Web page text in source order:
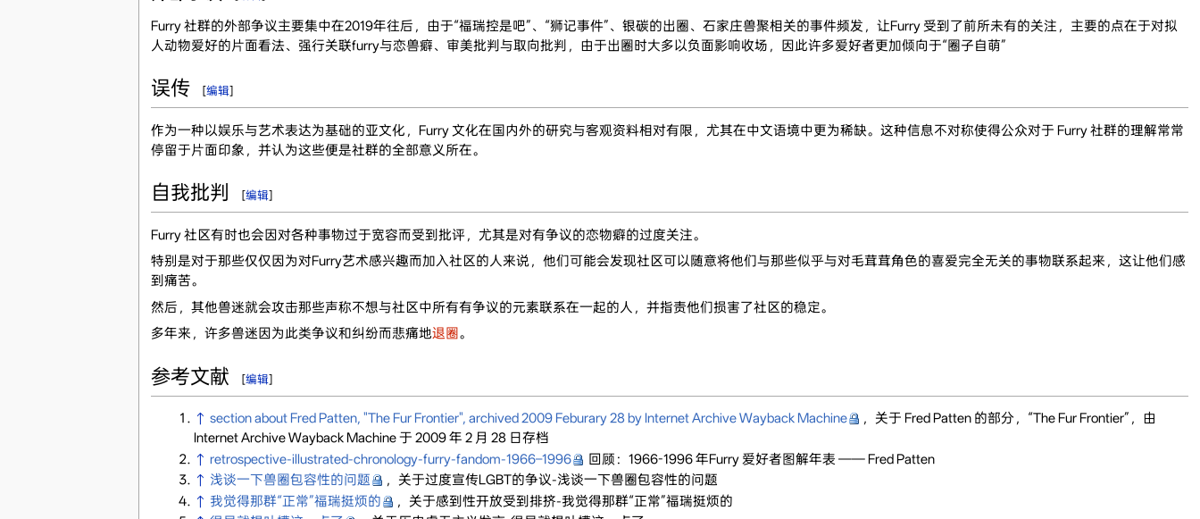
Furry 社群的外部争议主要集中在2019年往后，由于“福瑞控是吧”、“狮记事件”、银碳的出圈、石家庄兽聚相关的事件频发，让Furry 受到了前所未有的关注，主要的点在于对拟
人动物爱好的片面看法、强行关联furry与恋兽癖、审美批判与取向批判，由于出圈时大多以负面影响收场，因此许多爱好者更加倾向于“圈子自萌”
误传 [编辑]
作为一种以娱乐与艺术表达为基础的亚文化，Furry 文化在国内外的研究与客观资料相对有限，尤其在中文语境中更为稀缺。这种信息不对称使得公众对于 Furry 社群的理解常常
停留于片面印象，并认为这些便是社群的全部意义所在。
自我批判 [编辑]
Furry 社区有时也会因对各种事物过于宽容而受到批评，尤其是对有争议的恋物癖的过度关注。
特别是对于那些仅仅因为对Furry艺术感兴趣而加入社区的人来说，他们可能会发现社区可以随意将他们与那些似乎与对毛茸茸角色的喜爱完全无关的事物联系起来，这让他们感
到痛苦。
然后，其他兽迷就会攻击那些声称不想与社区中所有有争议的元素联系在一起的人，并指责他们损害了社区的稳定。
多年来，许多兽迷因为此类争议和纠纷而悲痛地退圈。
参考文献 [编辑]
↑ section about Fred Patten, "The Fur Frontier", archived 2009 Feburary 28 by Internet Archive Wayback Machine
，关于 Fred Patten 的部分，“The Fur Frontier”，由
Internet Archive Wayback Machine 于 2009 年 2 月 28 日存档
↑ retrospective-illustrated-chronology-furry-fandom-1966–1996
回顾：1966-1996 年Furry 爱好者图解年表 —— Fred Patten
↑ 浅谈一下兽圈包容性的问题
，关于过度宣传LGBT的争议-浅谈一下兽圈包容性的问题
↑ 我觉得那群“正常”福瑞挺烦的
，关于感到性开放受到排挤-我觉得那群“正常”福瑞挺烦的